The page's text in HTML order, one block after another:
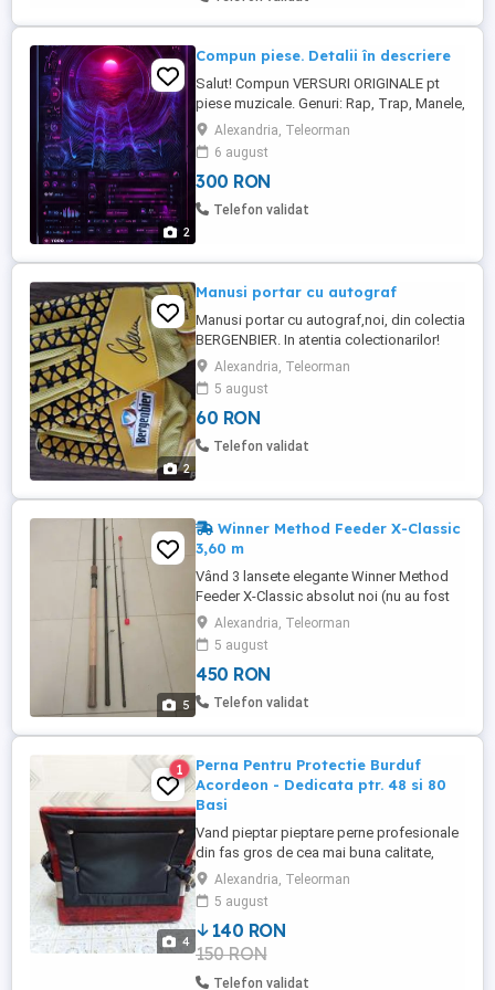
2
Compun piese. Detalii în descriere
Salut! Compun VERSURI ORIGINALE pt
piese muzicale. Genuri: Rap, Trap, Manele,
Pop, Melancolic Teme: viață, luptă, iubire,
stradă, renaștere Ce primești: Versuri
100% originale, fără AI Livrare în 2-3 zile
Prețuri: Începători: de la _300 lei_ piesă
Proiecte: discutăm pe telefon Lucrez cu ...
Alexandria, Teleorman
6 august
300 RON
Telefon validat
2
Manusi portar cu autograf
Manusi portar cu autograf,noi, din colectia
BERGENBIER. In atentia colectionarilor!
Alexandria, Teleorman
5 august
60 RON
Telefon validat
5
Winner Method Feeder X-Classic
3,60 m
Vând 3 lansete elegante Winner Method
Feeder X-Classic absolut noi (nu au fost
folosite niciodată)cu următoarele
caracteristici bucată: - lungime = 3,6 m; -
număr tronsoane = 3 + 1 vârf; - acțiune
diferențiată în funcție de vârful utilizat =
1,5 oz(45 g), 3 oz(90 g), 4 oz(120 g) ; -
Alexandria, Teleorman
5 august
450 RON
Telefon validat
4
1
Perna Pentru Protectie Burduf
Acordeon - Dedicata ptr. 48 si 80
Basi
Vand pieptar pieptare perne profesionale
din fas gros de cea mai buna calitate,
material - tesatura de provenienta
turceasca renumita pentru calitatea foarte
buna, dedicate pentru protectie burduf
acordeon, rezistente la transpiratie, care
protejeaza totodata burduful
instrumentului de lovituri, ...
Alexandria, Teleorman
5 august
140 RON
150 RON
Telefon validat